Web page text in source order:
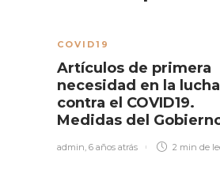
COVID19
Artículos de primera
necesidad en la lucha
contra el COVID19.
Medidas del
admin, 6 años atrás 2 min de